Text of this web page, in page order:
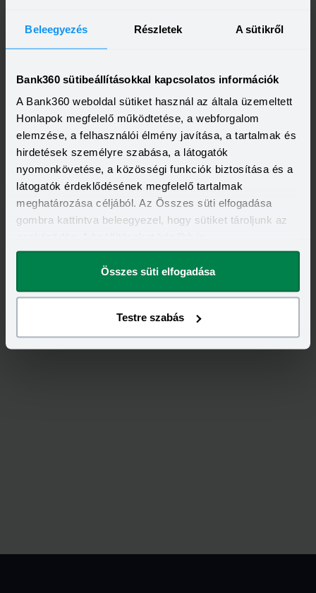
Beleegyezés Részletek A sütikről
Bank360 sütibeállításokkal kapcsolatos információk
A Bank360 weboldal sütiket használ az általa üzemeltett
Honlapok megfelelő működtetése, a webforgalom
elemzése, a felhasználói élmény javítása, a tartalmak és
hirdetések személyre szabása, a látogatók
nyomonkövetése, a közösségi funkciók biztosítása és a
látogatók érdeklődésének megfelelő tartalmak
meghatározása céljából. Az Összes süti elfogadása
gombra kattintva beleegyezel, hogy sütiket tároljunk az
megváltoztathatod.
Összes süti elfogadása
Testre szabás
Értékeldaz ALFA-ot!